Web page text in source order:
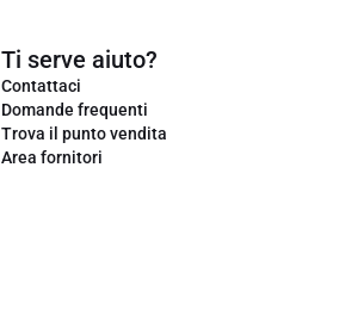
Ti serve aiuto?
Contattaci
Domande frequenti
Trova il punto vendita
Area fornitori